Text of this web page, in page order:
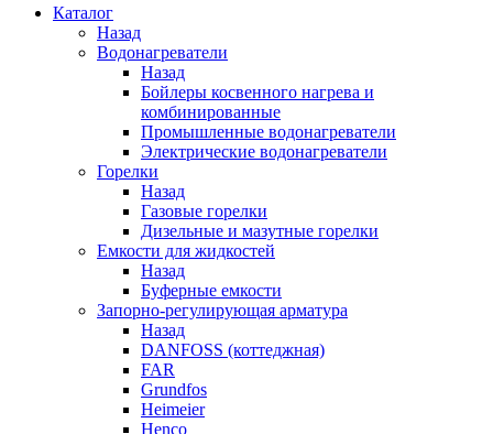
Каталог
Назад
Водонагреватели
Назад
Бойлеры косвенного нагрева и
комбинированные
Промышленные водонагреватели
Электрические водонагреватели
Горелки
Назад
Газовые горелки
Дизельные и мазутные горелки
Емкости для жидкостей
Назад
Буферные емкости
Запорно-регулирующая арматура
Назад
DANFOSS (коттеджная)
FAR
Grundfos
Heimeier
Henco